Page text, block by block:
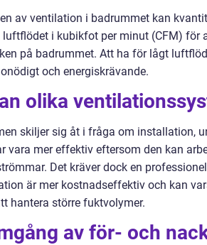
av ventilation i badrummet kan
luftflödet i kubikfot per minut (CFM)
på badrummet. Att ha för lågt
och energiskrävande.
olika
skiljer sig åt i fråga om installation,
vara mer effektiv eftersom den kan
Det kräver dock en
är mer kostnadseffektiv och kan
hantera större fuktvolymer.
av för- och